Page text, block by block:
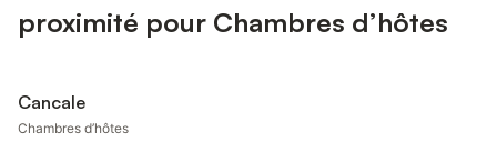
proximité pour Chambres d’hôtes
Cancale
Chambres d’hôtes